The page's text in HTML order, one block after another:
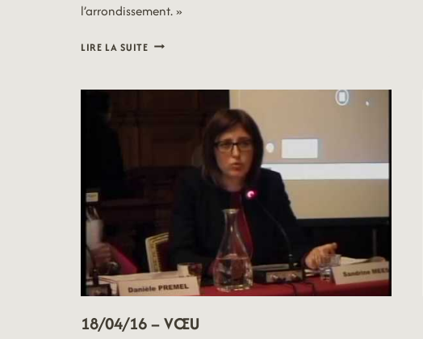
l’arrondissement. »
LIRE LA SUITE18/04/16
ORALE
18/04/16 – VŒU